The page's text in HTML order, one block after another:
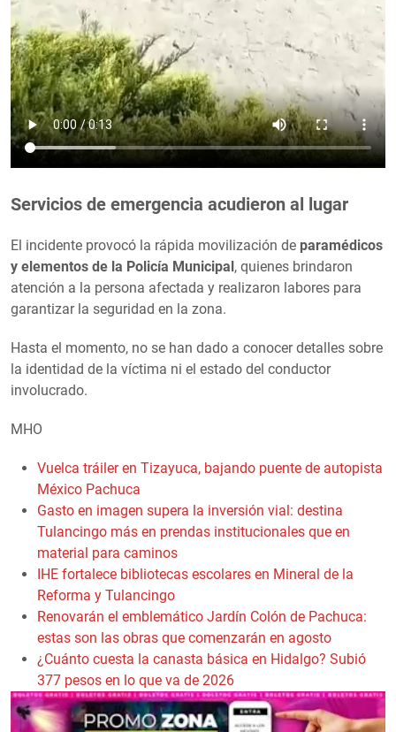
Servicios de emergencia acudieron al lugar
El incidente provocó la rápida movilización de paramédicos
y elementos de la Policía Municipal , quienes brindaron
atención a la persona afectada y realizaron labores para
garantizar la seguridad en la zona.
Hasta el momento, no se han dado a conocer detalles sobre
la identidad de la víctima ni el estado del conductor
involucrado.
MHO
Vuelca tráiler en Tizayuca, bajando puente de autopista
México Pachuca
Gasto en imagen supera la inversión vial: destina
Tulancingo más en prendas institucionales que en
material para caminos
IHE fortalece bibliotecas escolares en Mineral de la
Reforma y Tulancingo
Renovarán el emblemático Jardín Colón de Pachuca:
estas son las obras que comenzarán en agosto
¿Cuánto cuesta la canasta básica en Hidalgo? Subió
377 pesos en lo que va de 2026